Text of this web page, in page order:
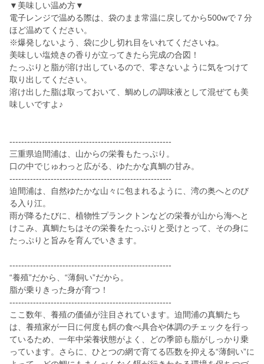
▼美味しい温め方▼
電子レンジで温める際は、袋のまま常温に戻してから500wで７分
ほど温めてください。
※爆発しないよう、袋に少し切れ目をいれてくださいね。
美味しい塩焼きの香りが立ってきたら完成の合図！
たっぷりと脂が溶け出しているので、零さないように気をつけて
取り出してください。
溶け出した脂は取っておいて、鯛めしの調味液として混ぜても美
味しいですよ♪
-------------------------------------------------------
三重県迫間浦は、山からの栄養もたっぷり。
口の中でじゅわっと広がる、ゆたかな真鯛の甘み。
-------------------------------------------------------
迫間浦は、自然ゆたかな山々に包まれるように、湾の奥へとのび
る入り江。
雨が降るたびに、植物性プランクトンなどの栄養が山から海へと
けこみ、真鯛たちはその栄養をたっぷりと受けとって、その身に
たっぷりと旨みを育んでいきます。
-------------------------------------------------------
“養殖”だから、“薄飼い”だから。
脂が乗りきった身が育つ！
-------------------------------------------------------
ここ数年、養殖の価値が注目されています。迫間浦の真鯛たち
は、養殖家が一日に何度も餌の食べ具合や体調のチェックを行っ
ているため、一年中栄養状態がよく、どの季節も脂がしっかり乗
っています。さらに、ひとつの網で育てる匹数を抑える“薄飼い”に